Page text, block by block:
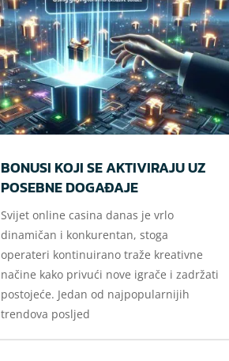
BONUSI KOJI SE AKTIVIRAJU UZ
POSEBNE DOGAĐAJE
Svijet online casina danas je vrlo
dinamičan i konkurentan, stoga
operateri kontinuirano traže kreativne
načine kako privući nove igrače i zadržati
postojeće. Jedan od najpopularnijih
trendova posljed